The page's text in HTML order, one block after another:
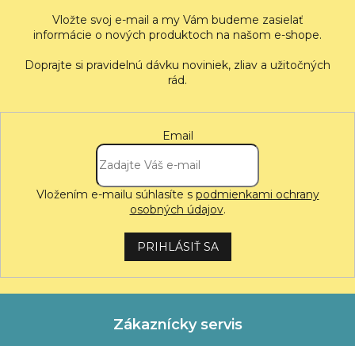
Vložte svoj e-mail a my Vám budeme zasielať
informácie o nových produktoch na našom e-shope.
Email
Vložením e-mailu súhlasíte s podmienkami ochrany
osobných údajov.
PRIHLÁSIŤ SA
Zákaznícky servis